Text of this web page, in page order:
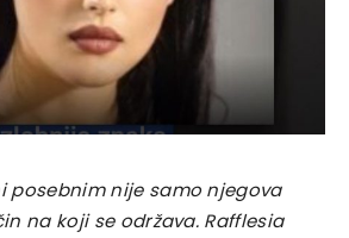
posebnim nije samo njegova
na koji se održava. Rafflesia